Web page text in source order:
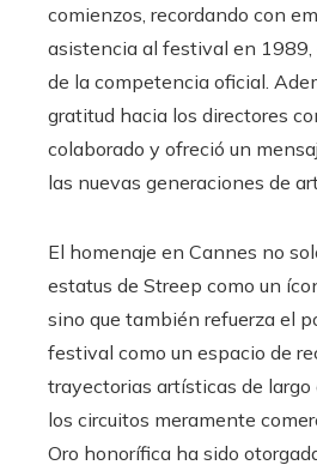
comienzos, recordando con
asistencia al festival en 1989,
de la competencia oficial.
gratitud hacia los directores
colaborado y ofreció un
las nuevas generaciones de
El homenaje en Cannes no
estatus de Streep como un
sino que también refuerza el
festival como un espacio de
trayectorias artísticas de largo
los circuitos meramente
Oro honorífica ha sido